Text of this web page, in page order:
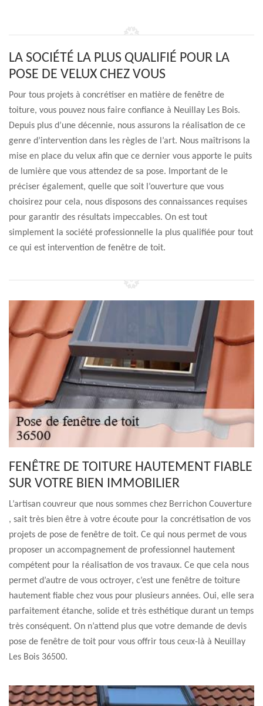
LA SOCIÉTÉ LA PLUS QUALIFIÉ POUR LA
POSE DE VELUX CHEZ VOUS
Pour tous projets à concrétiser en matière de fenêtre de
toiture, vous pouvez nous faire confiance à Neuillay Les Bois.
Depuis plus d’une décennie, nous assurons la réalisation de ce
genre d’intervention dans les règles de l’art. Nous maîtrisons la
mise en place du velux afin que ce dernier vous apporte le puits
de lumière que vous attendez de sa pose. Important de le
préciser également, quelle que soit l’ouverture que vous
choisirez pour cela, nous disposons des connaissances requises
pour garantir des résultats impeccables. On est tout
simplement la société professionnelle la plus qualifiée pour tout
ce qui est intervention de fenêtre de toit.
FENÊTRE DE TOITURE HAUTEMENT FIABLE
SUR VOTRE BIEN IMMOBILIER
L’artisan couvreur que nous sommes chez Berrichon Couverture
, sait très bien être à votre écoute pour la concrétisation de vos
projets de pose de fenêtre de toit. Ce qui nous permet de vous
proposer un accompagnement de professionnel hautement
compétent pour la réalisation de vos travaux. Ce que cela nous
permet d’autre de vous octroyer, c’est une fenêtre de toiture
hautement fiable chez vous pour plusieurs années. Oui, elle sera
parfaitement étanche, solide et très esthétique durant un temps
très conséquent. On n’attend plus que votre demande de devis
pose de fenêtre de toit pour vous offrir tous ceux-là à Neuillay
Les Bois 36500.